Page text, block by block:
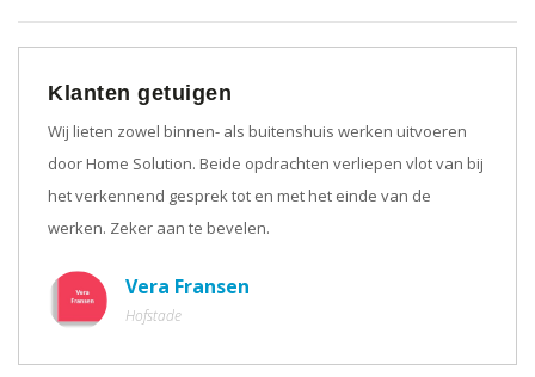
Klanten getuigen
Wij lieten zowel binnen- als buitenshuis werken uitvoeren
door Home Solution. Beide opdrachten verliepen vlot van bij
het verkennend gesprek tot en met het einde van de
werken. Zeker aan te bevelen.
Vera Fransen
Hofstade